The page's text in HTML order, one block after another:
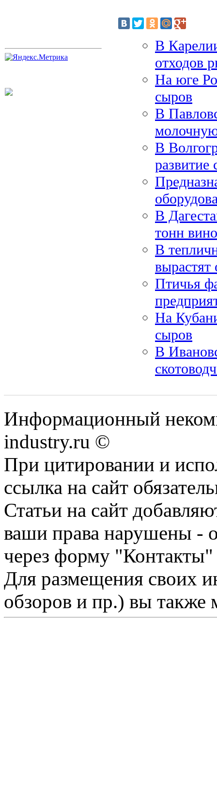
В
отходов
На юге
сыров
В
В
развитие
В
тонн
В
вырастят
Птичья
На
сыров
В
Информационный
industry.ru ©
При цитировании и
ссылка на сайт
Статьи на сайт
ваши права нарушены -
через форму "Контакты"
Для размещения своих
обзоров и пр.) вы также